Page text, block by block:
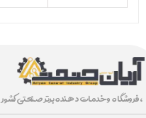
، فروشگاه و خدمات دهنده برتر صنعتی کشور